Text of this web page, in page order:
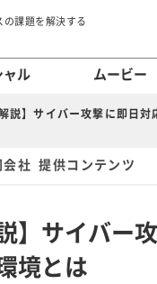
課題を解決する
ル ムービー
解説】サイバー攻撃に即日
社 提供コンテンツ
】サイバー
境とは